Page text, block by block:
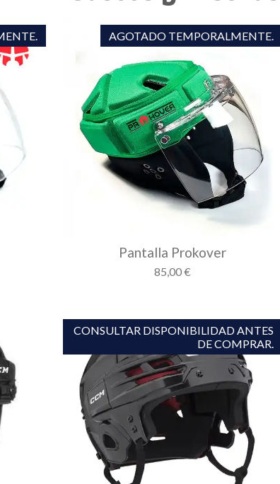
AGOTADO TEMPORALMENTE.
Pantalla Prokover
85,00 €
CONSULTAR DISPONIBILIDAD ANTES
DE COMPRAR.